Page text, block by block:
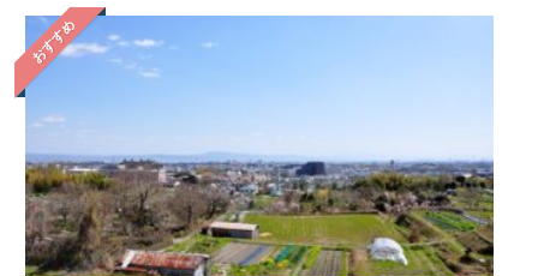
おすすめ